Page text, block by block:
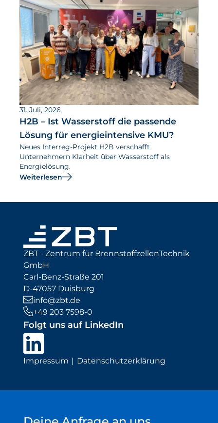
31. Juli, 2026
H2B – Ist Wasserstoff die passende
Lösung für energieintensive KMU?
Neues Interreg-Projekt H2B verschafft
Unternehmern Klarheit über Wasserstoff als
Energielösung.
Weiterlesen
ZBT - Zentrum für BrennstoffzellenTechnik
GmbH
Carl-Benz-Straße 201
D-47057 Duisburg
info@zbt.de
+49 203 7598-0
Folgt uns auf LinkedIn
Impressum Datenschutzerklärung